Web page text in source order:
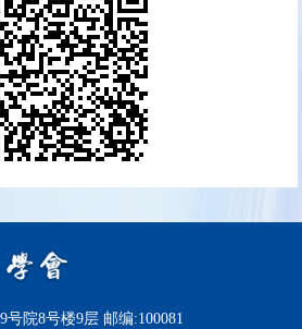
院8号楼9层 邮编:100081